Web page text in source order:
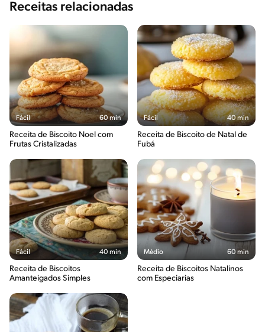
Receitas relacionadas
Fácil 60 min
Receita de Biscoito Noel com
Frutas Cristalizadas
Fácil 40 min
Receita de Biscoito de Natal de
Fubá
Fácil 40 min
Receita de Biscoitos
Amanteigados Simples
Médio 60 min
Receita de Biscoitos Natalinos
com Especiarias